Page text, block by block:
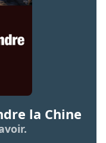
la Chine